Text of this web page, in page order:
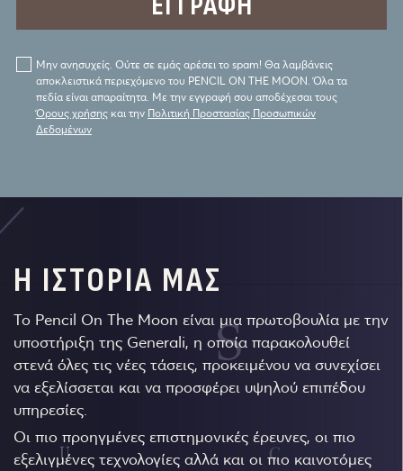
Μην ανησυχείς. Ούτε σε εμάς αρέσει το spam! Θα λαμβάνεις
αποκλειστικά περιεχόμενο του PENCIL ON THE MOON. Όλα τα
πεδία είναι απαραίτητα. Με την εγγραφή σου αποδέχεσαι τους
Όρους χρήσης και την Πολιτική Προστασίας Προσωπικών
Δεδομένων
Η ΙΣΤΟΡΙΑ ΜΑΣ
Το Pencil On The Moon είναι μια πρωτοβουλία με την
υποστήριξη της Generali, η οποία παρακολουθεί
στενά όλες τις νέες τάσεις, προκειμένου να συνεχίσει
να εξελίσσεται και να προσφέρει υψηλού επιπέδου
υπηρεσίες.
Οι πιο προηγμένες επιστημονικές έρευνες, οι πιο
εξελιγμένες τεχνολογίες αλλά και οι πιο καινοτόμες